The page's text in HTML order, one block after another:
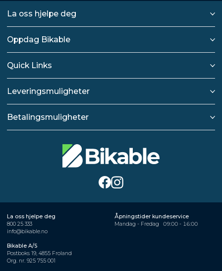
La oss hjelpe deg
Oppdag Bikable
Quick Links
Leveringsmuligheter
Betalingsmuligheter
La oss hjelpe deg
800 25 333
info@bikable.no
Åpningstider kundeservice
Mandag - Fredag
09:00 - 16:00
Bikable A/S
Postboks 19, 4855 Froland
Org. nr. 925 755 001